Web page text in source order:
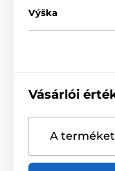
Výška
Vásárlói
A